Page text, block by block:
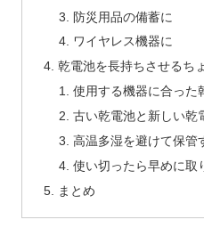
防災用品の備蓄に
ワイヤレス機器に
乾電池を長持ちさせるち
使用する機器に合った
古い乾電池と新しい乾
高温多湿を避けて保管
使い切ったら早めに取
まとめ